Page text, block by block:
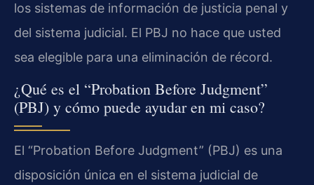
los sistemas de información de justicia penal y
del sistema judicial. El PBJ no hace que usted
sea elegible para una eliminación de récord.
¿Qué es el “Probation Before Judgment”
(PBJ) y cómo puede ayudar en mi caso?
El “Probation Before Judgment” (PBJ) es una
disposición única en el sistema judicial de